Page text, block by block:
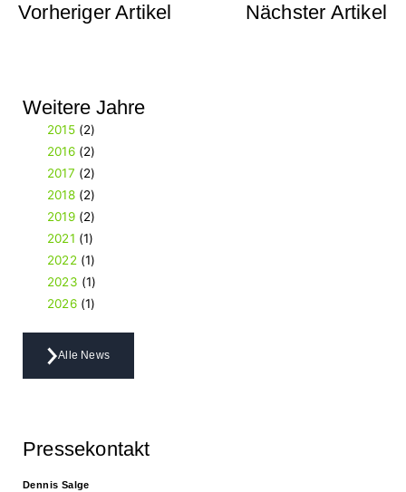
Vorheriger Artikel Nächster Artikel
Weitere Jahre
2015(2)
2016(2)
2017 (2)
2018(2)
2019(2)
2021 (1)
2022 (1)
2023 (1)
2026(1)
Alle News
Pressekontakt
Dennis Salge